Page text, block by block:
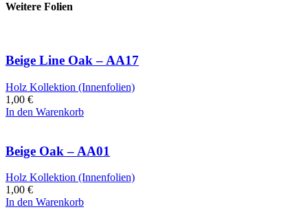
Weitere Folien
Beige Line Oak – AA17
Holz Kollektion (Innenfolien)
1,00 €
In den Warenkorb
Beige Oak – AA01
Holz Kollektion (Innenfolien)
1,00 €
In den Warenkorb